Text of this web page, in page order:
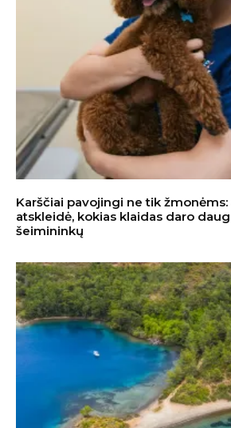
Karščiai pavojingi ne tik
atskleidė, kokias klaidas daro
šeimininkų